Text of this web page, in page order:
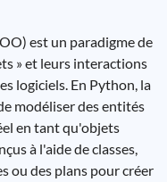
est un paradigme de
» et leurs interactions
logiciels. En Python, la
modéliser des entités
en tant qu'objets
à l'aide de classes,
ou des plans pour créer